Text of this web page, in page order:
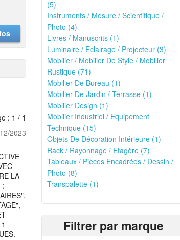
: 1 / 1
2023
LA
;
(5)
Instruments / Mesure / Scientifique /
Photo (4)
Livres / Manuscrits (1)
Luminaire / Eclairage / Projecteur (3)
Mobilier / Mobilier De Style / Mobilier
Rustique (71)
Mobilier De Bureau (1)
Mobilier De Jardin / Terrasse (1)
Mobilier Design (1)
Mobilier Industriel / Equipement
Technique (15)
Objets De Décoration Intérieure (1)
Rack / Rayonnage / Etagère (7)
Tableaux / Pièces Encadrées / Dessin /
Photo (8)
Transpalette (1)
Filtrer par marque